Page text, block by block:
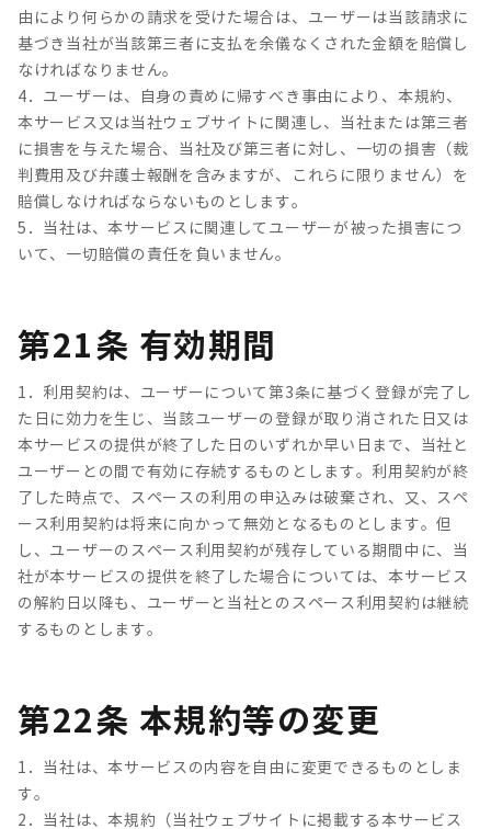
由により何らかの請求を受けた場合は、ユーザーは当該請求に
基づき当社が当該第三者に支払を余儀なくされた金額を賠償し
なければなりません。
4．ユーザーは、自身の責めに帰すべき事由により、本規約、
本サービス又は当社ウェブサイトに関連し、当社または第三者
に損害を与えた場合、当社及び第三者に対し、一切の損害（裁
判費用及び弁護士報酬を含みますが、これらに限りません）を
賠償しなければならないものとします。
5．当社は、本サービスに関連してユーザーが被った損害につ
いて、一切賠償の責任を負いません。
1．利用契約は、ユーザーについて第3条に基づく登録が完了し
た日に効力を生じ、当該ユーザーの登録が取り消された日又は
本サービスの提供が終了した日のいずれか早い日まで、当社と
ユーザーとの間で有効に存続するものとします。利用契約が終
了した時点で、スペースの利用の申込みは破棄され、又、スペ
ース利用契約は将来に向かって無効となるものとします。但
し、ユーザーのスペース利用契約が残存している期間中に、当
社が本サービスの提供を終了した場合については、本サービス
の解約日以降も、ユーザーと当社とのスペース利用契約は継続
するものとします。
第21条 有効期間
1．当社は、本サービスの内容を自由に変更できるものとしま
す。
2．当社は、本規約（当社ウェブサイトに掲載する本サービス
第22条 本規約等の変更